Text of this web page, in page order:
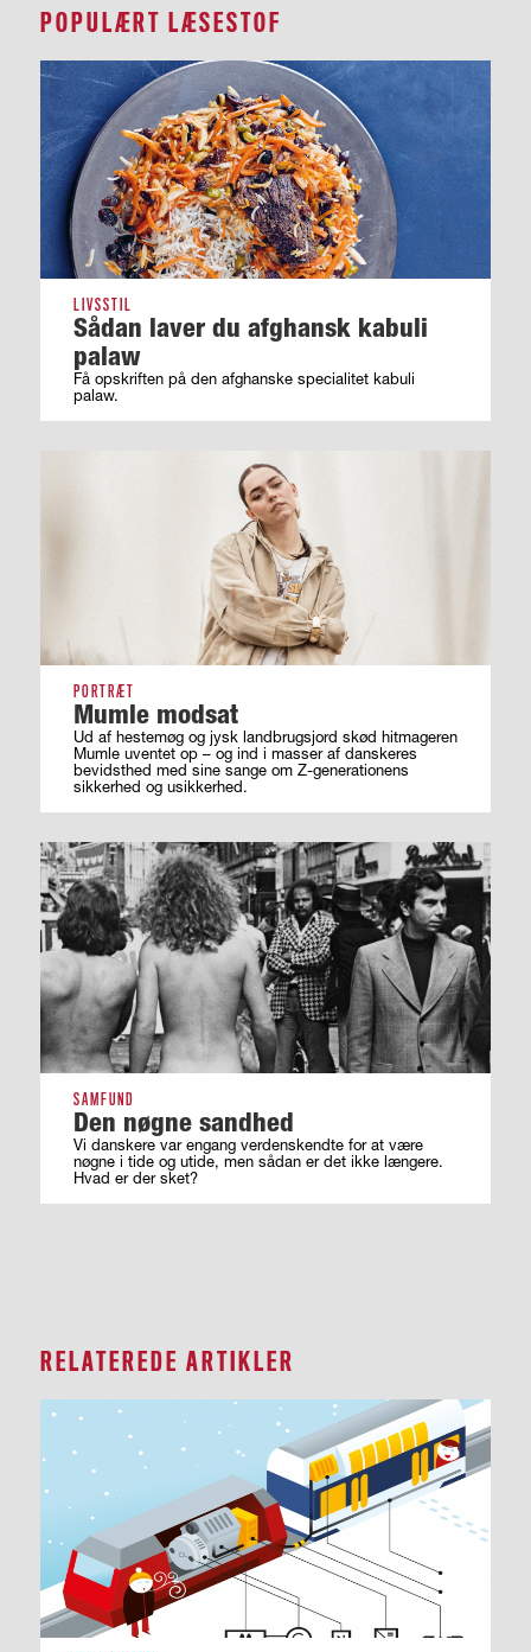
POPULÆRT LÆSESTOF
LIVSSTIL
Sådan laver du afghansk kabuli
palaw
Få opskriften på den afghanske specialitet kabuli
palaw.
PORTRÆT
Mumle modsat
Ud af hestemøg og jysk landbrugsjord skød hitmageren
Mumle uventet op – og ind i masser af ­danskeres
bevidsthed med sine sange om ­Z-generationens
sikkerhed og usikkerhed.
SAMFUND
Den nøgne sandhed
Vi danskere var engang verdenskendte for at være
nøgne i tide og utide, men sådan er det ikke længere.
Hvad er der sket?
RELATEREDE ARTIKLER